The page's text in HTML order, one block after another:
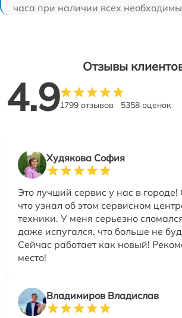
часа при наличии всех
Отзывы
4.91799 отзывов 5358 оценок
Худякова София
Это лучший сервис у нас в
что узнал об этом сервисном
техники. У меня серьезно
даже испугался, что больше не
Сейчас работает как новый!
место!
Владимиров Владислав